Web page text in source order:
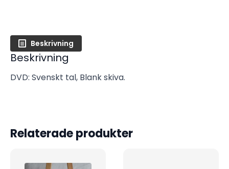
Beskrivning
Beskrivning
DVD: Svenskt tal, Blank skiva.
Relaterade produkter